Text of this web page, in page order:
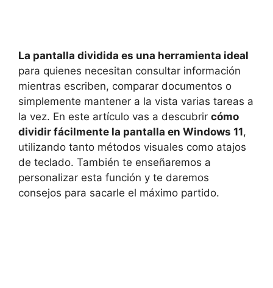
La pantalla dividida es una herramienta ideal
para quienes necesitan consultar información
mientras escriben, comparar documentos o
simplemente mantener a la vista varias tareas a
la vez. En este artículo vas a descubrir cómo
dividir fácilmente la pantalla en Windows 11,
utilizando tanto métodos visuales como atajos
de teclado. También te enseñaremos a
personalizar esta función y te daremos
consejos para sacarle el máximo partido.